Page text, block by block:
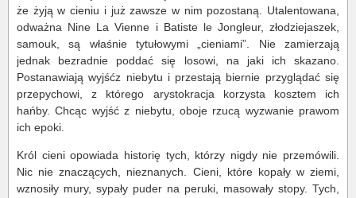
że żyją w cieniu i już zawsze w nim pozostaną. Utalentowana,
odważna Nine La Vienne i Batiste le Jongleur, złodziejaszek,
samouk, są właśnie tytułowymi „cieniami”. Nie zamierzają
jednak bezradnie poddać się losowi, na jaki ich skazano.
Postanawiają wyjśćz niebytu i przestają biernie przyglądać się
przepychowi, z którego arystokracja korzysta kosztem ich
hańby. Chcąc wyjść z niebytu, oboje rzucą wyzwanie prawom
ich epoki.
Król cieni opowiada historię tych, którzy nigdy nie przemówili.
Nic nie znaczących, nieznanych. Cieni, które kopały w ziemi,
wznosiły mury, sypały puder na peruki, masowały stopy. Tych,